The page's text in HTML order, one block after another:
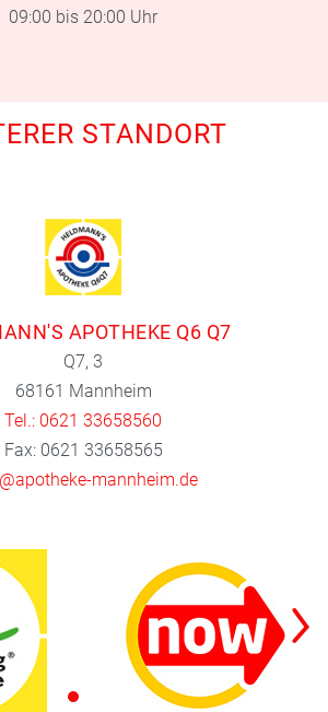
09:00 bis 20:00 Uhr
STANDORT
APOTHEKE Q6 Q7
Q7, 3
68161 Mannheim
Tel.: 0621 33658560
Fax: 0621 33658565
mannheim.de